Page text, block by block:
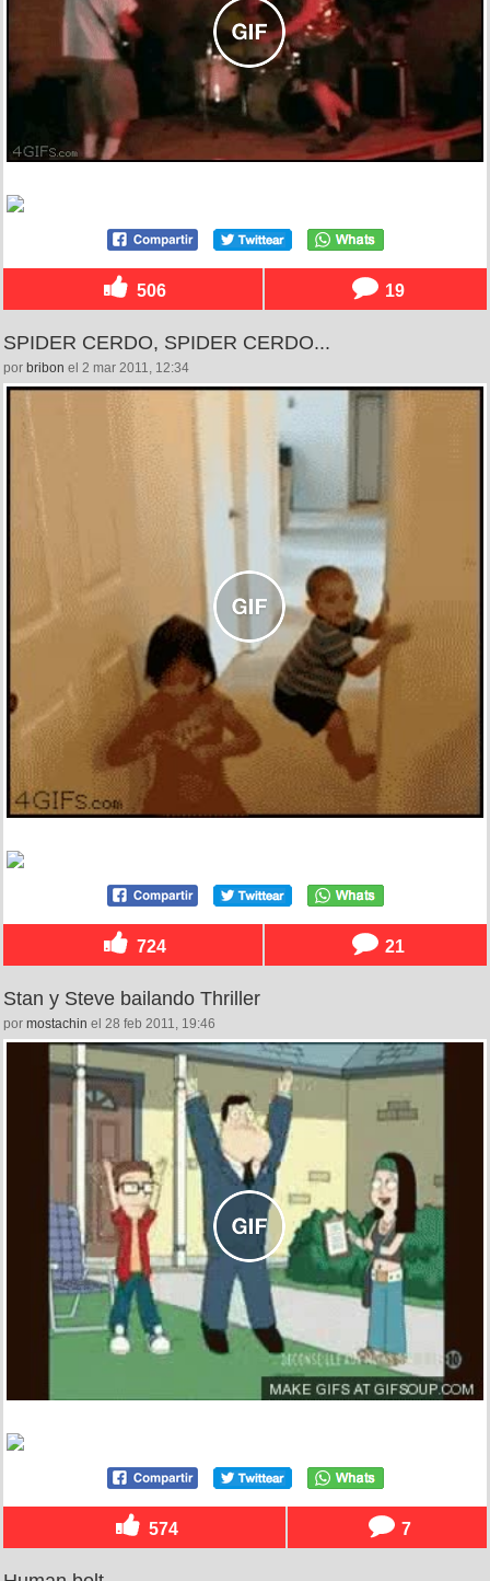
506 19
SPIDER CERDO, SPIDER CERDO...
por bribon el 2 mar 2011, 12:34
724 21
Stan y Steve bailando Thriller
por mostachin el 28 feb 2011, 19:46
574 7